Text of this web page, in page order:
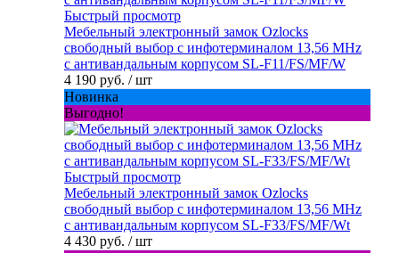
Быстрый просмотр
Мебельный электронный замок Ozlocks
свободный выбор с инфотерминалом 13,56 MHz
с антивандальным корпусом SL-F11/FS/MF/W
4 190 руб. / шт
Новинка
Выгодно!
Быстрый просмотр
Мебельный электронный замок Ozlocks
свободный выбор с инфотерминалом 13,56 MHz
с антивандальным корпусом SL-F33/FS/MF/Wt
4 430 руб. / шт